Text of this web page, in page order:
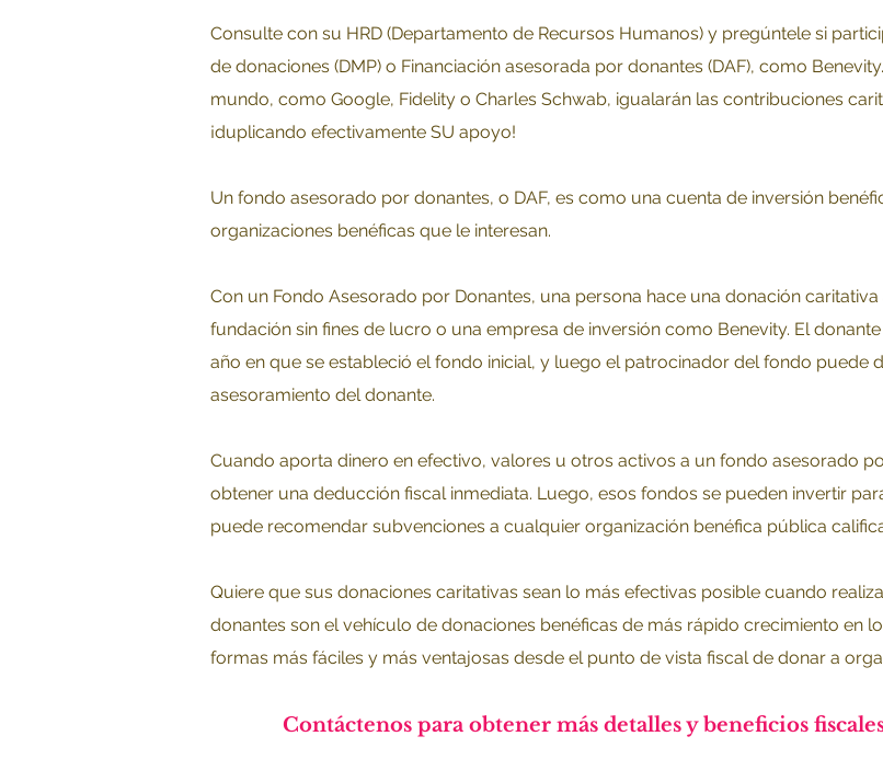
Consulte con su HRD (Departamento de Recursos Humanos) y pregúntele si
de donaciones (DMP) o Financiación asesorada por donantes (DAF), como
mundo, como Google, Fidelity o Charles Schwab, igualarán las contribuciones
¡duplicando efectivamente SU apoyo!
Un fondo asesorado por donantes, o DAF, es como una cuenta de inversión
organizaciones benéficas que le interesan.
Con un Fondo Asesorado por Donantes, una persona hace una donación
fundación sin fines de lucro o una empresa de inversión como Benevity. El
año en que se estableció el fondo inicial, y luego el patrocinador del fondo puede
asesoramiento del donante.
Cuando aporta dinero en efectivo, valores u otros activos a un fondo asesorado
obtener una deducción fiscal inmediata. Luego, esos fondos se pueden invertir
puede recomendar subvenciones a cualquier organización benéfica pública
Quiere que sus donaciones caritativas sean lo más efectivas posible cuando
donantes son el vehículo de donaciones benéficas de más rápido crecimiento en
formas más fáciles y más ventajosas desde el punto de vista fiscal de donar a
Contáctenos para obtener más detalles y beneficios